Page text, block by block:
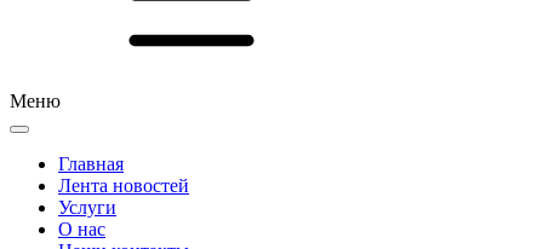
Меню
Главная
Лента новостей
Услуги
О нас